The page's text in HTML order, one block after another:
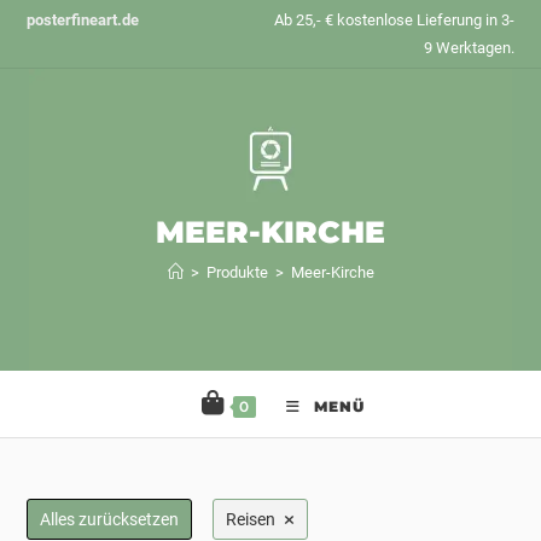
Zumposterfineart.de
Ab 25,- € kostenlose Lieferung in 3-
9 Werktagen.
MEER-KIRCHE
> Produkte > Meer-Kirche
0 MENÜ
Alles zurücksetzen Reisen ×